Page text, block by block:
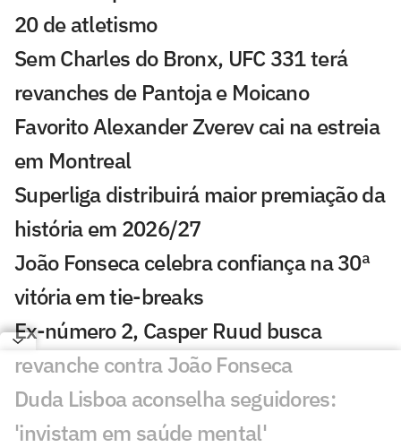
20 de atletismo
Sem Charles do Bronx, UFC 331 terá
revanches de Pantoja e Moicano
Favorito Alexander Zverev cai na estreia
em Montreal
Superliga distribuirá maior premiação da
história em 2026/27
João Fonseca celebra confiança na 30ª
vitória em tie-breaks
Ex-número 2, Casper Ruud busca
revanche contra João Fonseca
Duda Lisboa aconselha seguidores:
'invistam em saúde mental'